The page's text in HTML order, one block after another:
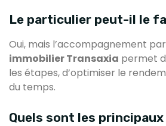
Le particulier peut-il le
Oui, mais l’accompagnement
immobilier Transaxia permet
les étapes, d’optimiser le
du temps.
Quels sont les